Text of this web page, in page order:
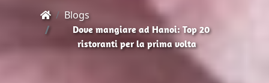
Blogs
Dove mangiare ad Hanoi: Top 20
ristoranti per la prima volta